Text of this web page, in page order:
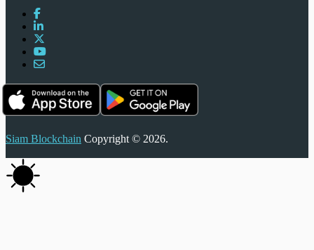
Siam Blockchain Copyright © 2026.